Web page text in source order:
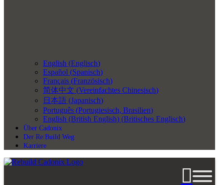
English (Englisch)
Español (Spanisch)
Français (Französisch)
简体中文 (Vereinfachtes Chinesisch)
日本語 (Japanisch)
Português (Portugiesisch, Brasilien)
English (British English) (Britisches Englisch)
Über Cadonix
Der Re:Build Weg
Karriere